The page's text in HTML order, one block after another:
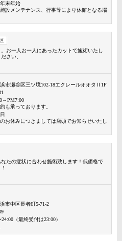
末年始
設メンテナンス、行事等により休館となる場
お一人お一人にあったカットで施術いたし
さい。
浜市瀬谷区三ツ境102-18エクレールオオタⅡ1F
～PM7:00
も承っております。
お休みにつきましては店頭でお知らせいたし
たの症状に合わせ施術致します！低価格で
市中区長者町5-71-2
24:00（最終受付は23:00）